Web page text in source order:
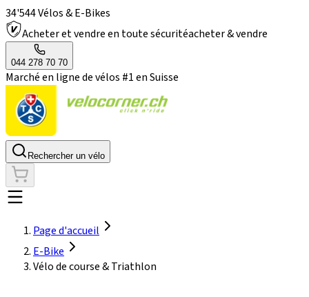
34'544 Vélos & E-Bikes
Acheter et vendre en toute sécuritéacheter & vendre
044 278 70 70
Marché en ligne de vélos #1 en Suisse
Rechercher un vélo
Page d'accueil
E-Bike
Vélo de course & Triathlon